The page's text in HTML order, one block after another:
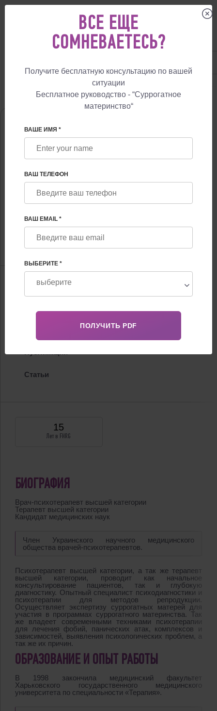
СУРРОГАТНОЕ МАТЕРИНСТВО О НАС
АЛЁНА ВАСИЛЬЕВНА СИВАШ
Кандидат медицинских наук, врач-психотерапевт
высшей категории
FHRG Лечебно-диагностическое отделение
Информация
Статьи
15
Лет в FHRG
БИОГРАФИЯ
Врач-психотерапевт высшей категории
Терапевт высшей категории
Кандидат медицинских наук
Член Украинского научного медицинского
общества врачей-психотерапевтов.
Психотерапевт высшей категории, а так же терапевт
высшей категории, проводит как начальное
консультирование пациентов, так и глубокую
диагностику. Опытный специалист психодиагностики и
психотерапии для методов репродукции.
Осуществляет экспертизу суррогатных матерей для
участия в программах суррогатного материнства. Так
же владеет современными техниками психотерапии
для лечения фобий, панических атак, комплексов и
зависимостей, выявления психологических проблем, а
так же их причин.
ОБРАЗОВАНИЕ И ОПЫТ РАБОТЫ
В 1998 закончила медицинский факультет
Харьковского государственного медицинского
университета по специальности «Терапия».
ВСЕ ЕЩЕ
СОМНЕВАЕТЕСЬ?
Получите бесплатную консультацию по вашей
ситуации
Бесплатное руководство - “Суррогатное
материнство“
ВАШЕ ИМЯ *
ВАШ ТЕЛЕФОН
ВАШ EMAIL *
ВЫБЕРИТЕ *